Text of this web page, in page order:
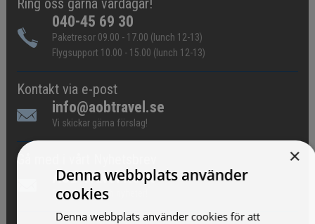
040-45 69 30
Paketresor 09.00 - 17.00 (lunch 12-13)
Flygsupport 10.00 - 15.00 (lunch 12-13)
Kontakt via e-post
info@aobtravel.se
Vi skickar gärna förslag!
Gå med i vårt Nyhetsbrev
AOB Travel News
Erbjudande och nyheter!
×
Denna webbplats använder
cookies
Denna webbplats använder cookies för att